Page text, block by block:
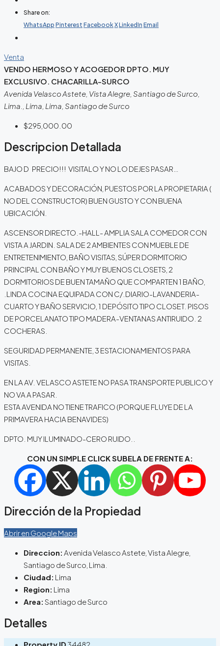
Share on:
WhatsApp Pinterest FacebookXLinkedIn Email
Venta
VENDO HERMOSO Y ACOGEDOR DPTO. MUY
EXCLUSIVO. CHACARILLA-SURCO
Avenida Velasco Astete, Vista Alegre, Santiago de Surco,
Lima., Lima, Lima, Santiago de Surco
$295,000.00
Descripcion Detallada
BAJO D PRECIO!!! VISITALO Y NO LO DEJES PASAR…
ACABADOS Y DECORACIÓN, PUESTOS POR LA PROPIETARIA (
NO DEL CONSTRUCTOR) BUEN GUSTO Y CON BUENA
UBICACIÓN.
ASCENSOR DIRECTO.-HALL- AMPLIA SALA COMEDOR CON
VISTA A JARDIN. SALA DE 2 AMBIENTES CON MUEBLE DE
ENTRETENIMIENTO, BAÑO VISITAS, SÚPER DORMITORIO
PRINCIPAL CON BAÑO Y MUY BUENOS CLOSETS, 2
DORMITORIOS DE BUEN TAMAÑO QUE COMPARTEN 1 BAÑO,
.LINDA COCINA EQUIPADA CON C/.DIARIO-LAVANDERIA-
CUARTO Y BAÑO SERVICIO, 1 DEPÓSITO TIPO CLOSET. PISOS
DE PORCELANATO TIPO MADERA-VENTANAS ANTIRUIDO. 2
COCHERAS.
SEGURIDAD PERMANENTE, 3 ESTACIONAMIENTOS PARA
VISITAS.
EN LA AV. VELASCO ASTETE NO PASA TRANSPORTE PUBLICO Y
NO VA A PASAR.
ESTA AVENIDA NO TIENE TRAFICO (PORQUE FLUYE DE LA
PRIMAVERA HACIA BENAVIDES)
DPTO. MUY ILUMINADO-CERO RUIDO..
CON UN SIMPLE CLICK SUBELA DE FRENTE A:
Dirección de la Propiedad
Abrir en Google Maps
Direccion: Avenida Velasco Astete, Vista Alegre,
Santiago de Surco, Lima.
Ciudad: Lima
Region: Lima
Area: Santiago de Surco
Detalles